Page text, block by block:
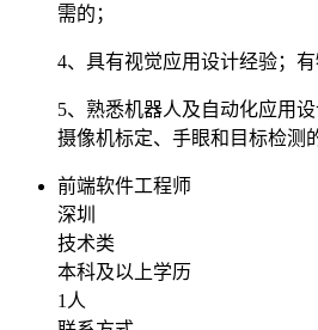
需的；
4、具有视觉应用设计经验；有
5、熟悉机器人及自动化应用
摄像机标定、手眼和目标检测
前端软件工程师
深圳
技术类
本科及以上学历
1人